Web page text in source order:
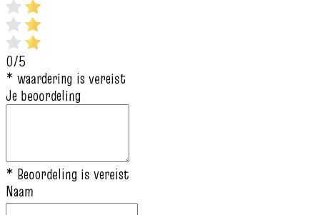
0/5
* waardering is vereist
Je beoordeling
* Beoordeling is vereist
Naam